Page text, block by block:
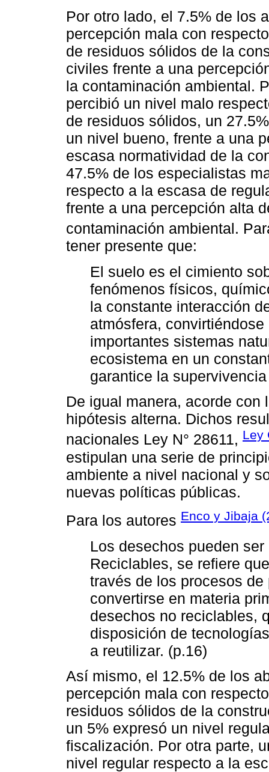
Por otro lado, el 7.5% de los
percepción mala con
de residuos sólidos de la
civiles frente a una
la contaminación ambiental.
percibió un nivel malo
de residuos sólidos, un
un nivel bueno, frente a una
escasa normatividad de la
47.5% de los especialistas
respecto a la escasa de
frente a una percepción alta
contaminación ambiental.
tener presente que:
El suelo es el cimiento
fenómenos físicos,
la constante interacción
atmósfera,
importantes sistemas
ecosistema en un
garantice la
De igual manera, acorde
hipótesis alterna. Dichos
nacionales Ley N° 28611, Ley
estipulan una serie de
ambiente a nivel nacional y
nuevas políticas públicas.
Para los autores Enco y Jibaja
Los desechos pueden
Reciclables, se refiere
través de los procesos
convertirse en materia
desechos no reciclables,
disposición de
a reutilizar. (p.16)
Así mismo, el 12.5% de los
percepción mala con
residuos sólidos de la
un 5% expresó un nivel
fiscalización. Por otra parte,
nivel regular respecto a la